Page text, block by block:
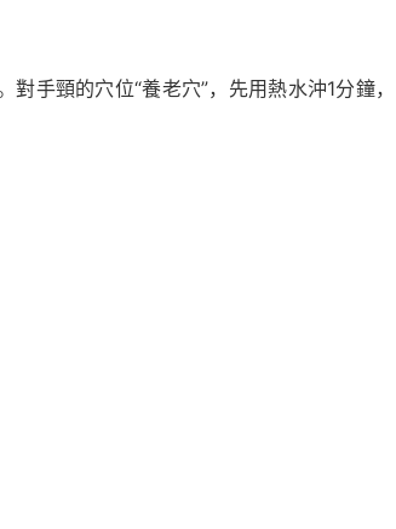
手頸的穴位“養老穴”，先用熱水沖1分鐘，